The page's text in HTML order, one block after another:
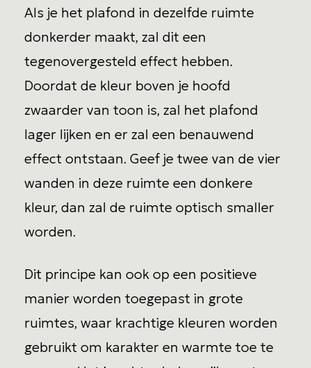
Als je het plafond in dezelfde ruimte
donkerder maakt, zal dit een
tegenovergesteld effect hebben.
Doordat de kleur boven je hoofd
zwaarder van toon is, zal het plafond
lager lijken en er zal een benauwend
effect ontstaan. Geef je twee van de vier
wanden in deze ruimte een donkere
kleur, dan zal de ruimte optisch smaller
worden.
Dit principe kan ook op een positieve
manier worden toegepast in grote
ruimtes, waar krachtige kleuren worden
gebruikt om karakter en warmte toe te